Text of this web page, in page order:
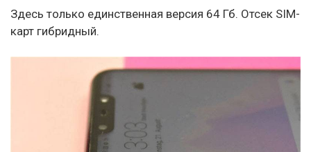
Здесь только единственная версия 64 Гб. Отсек SIM-
карт гибридный.